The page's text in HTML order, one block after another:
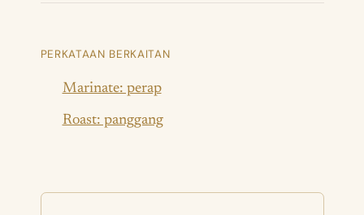
PERKATAAN BERKAITAN
Marinate: perap
Roast: panggang